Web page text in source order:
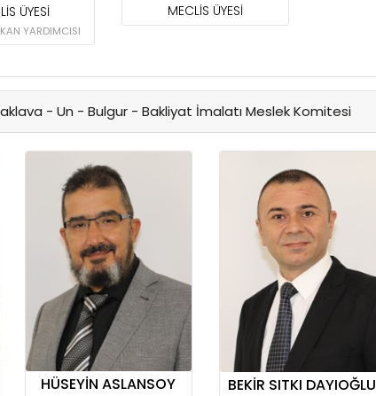
ÜYESİ
YARDIMCISI
MECLİS ÜYESİ
- Un - Bulgur - Bakliyat İmalatı Meslek Komitesi
HÜSEYİN ASLANSOY BEKİR SITKI DAYIOĞLU